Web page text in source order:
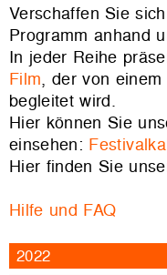
Verschaffen Sie
Programm anhand
In jeder Reihe
Film, der von
begleitet wird.
Hier können Sie
einsehen:
Hier finden Sie
Hilfe und FAQ
2022